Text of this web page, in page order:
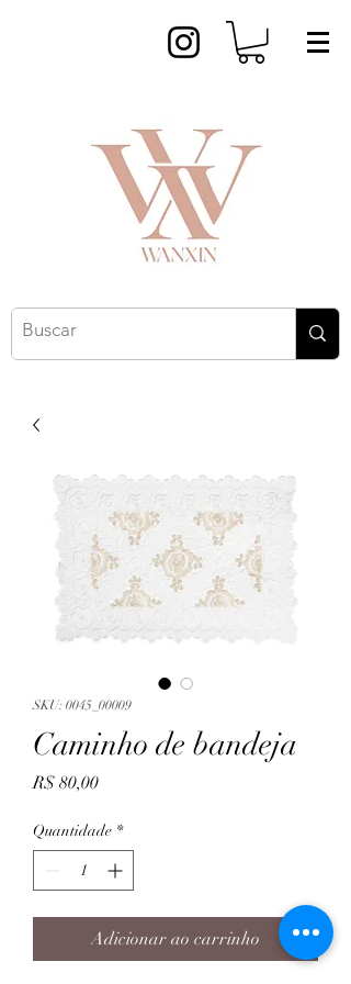
SKU: 0045_00009
Caminho de bandeja
R$ 80,00Preço
Quantidade *
Adicionar ao carrinho